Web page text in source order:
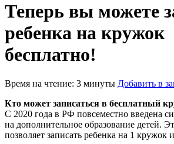
Теперь вы можете
ребенка на кружок
бесплатно!
Время на чтение: 3 минуты Добавить в
Кто может записаться в бесплатный
С 2020 года в РФ повсеместно введена
на дополнительное образование детей.
позволяет записать ребенка на 1 кружок